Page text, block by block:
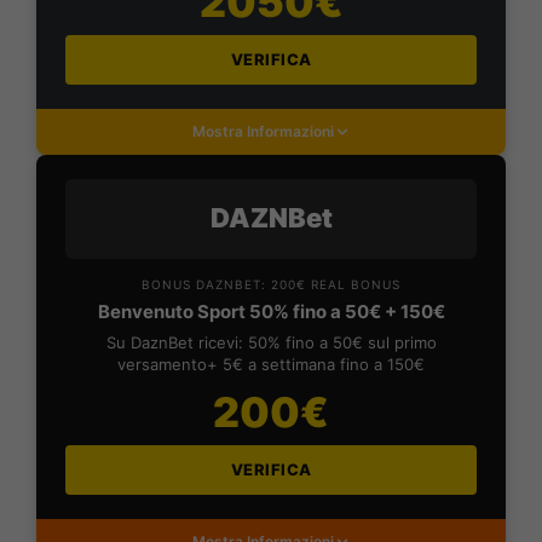
VERIFICA
Mostra Informazioni
DAZNBet
BONUS DAZNBET: 200€ REAL BONUS
Benvenuto Sport 50% fino a 50€ + 150€
Su DaznBet ricevi: 50% fino a 50€ sul primo
versamento+ 5€ a settimana fino a 150€
200€
VERIFICA